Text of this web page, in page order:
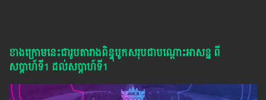
ខាងក្រោមនេះជារូបតារាងពិន្ទុបូកសរុបជាបណ្ដោះអាសន្ន ពី
សប្ដាហ៍ទី1 ដល់សប្ដាហ៍ទី1